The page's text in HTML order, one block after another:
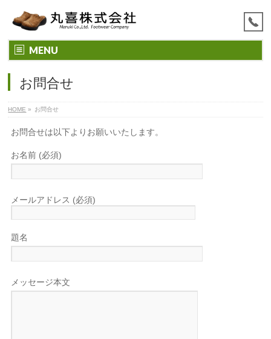
MENU
お問合せ
HOME » お問合せ
お問合せは以下よりお願いいたします。
お名前 (必須)
メールアドレス (必須)
題名
メッセージ本文